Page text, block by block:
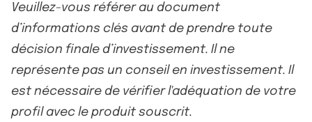
Veuillez-vous référer au document
d’informations clés avant de prendre toute
décision finale d’investissement. Il ne
représente pas un conseil en investissement. Il
est nécessaire de vérifier l'adéquation de votre
profil avec le produit souscrit.